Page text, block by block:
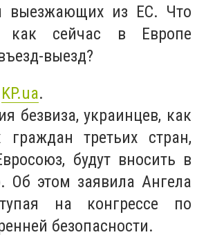
выезжающих из ЕС. Что
сейчас в Европе
выезд?
KP.ua.
безвиза, украинцев, как
граждан третьих стран,
будут вносить в
Об этом заявила Ангела
на конгрессе по
безопасности.